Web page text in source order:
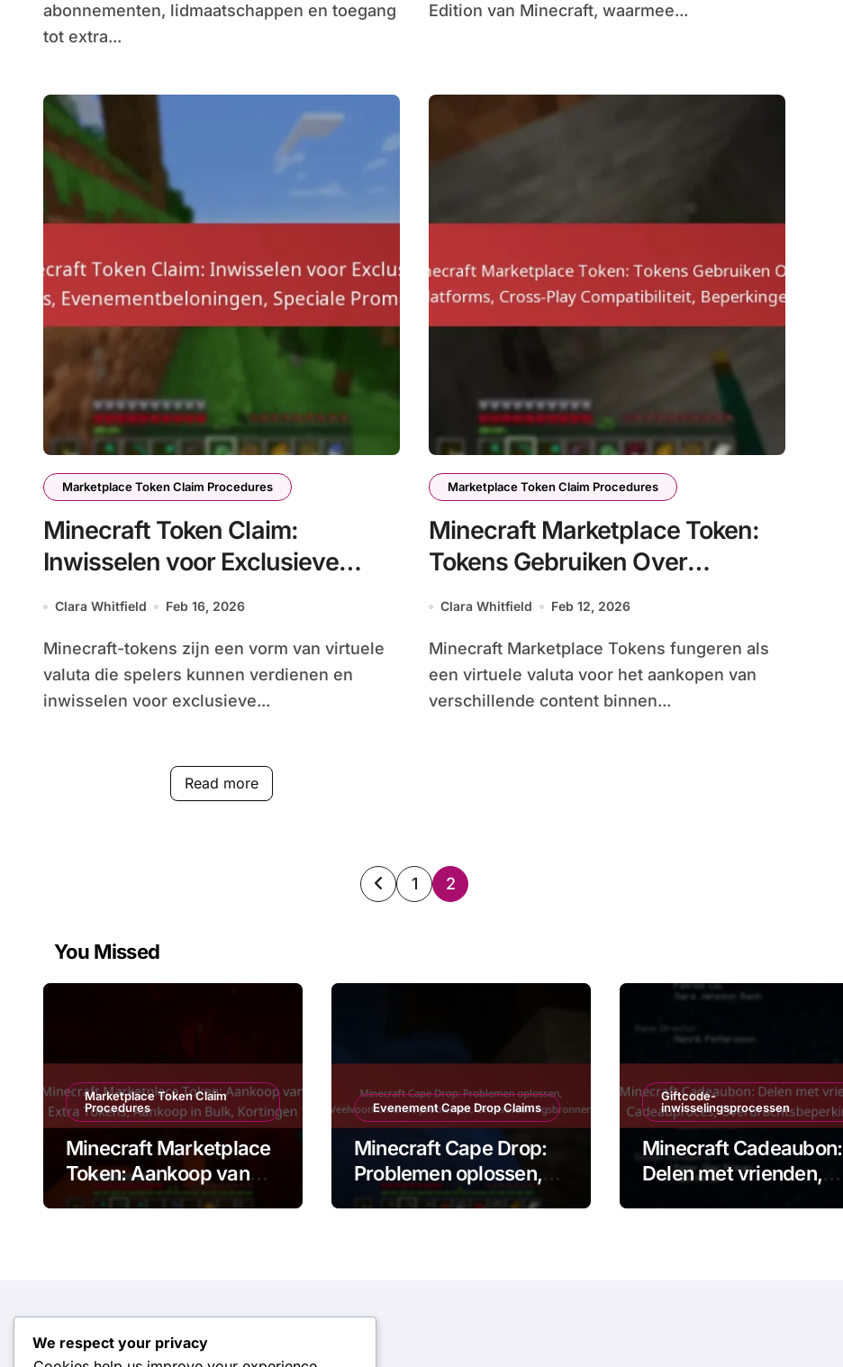
abonnementen, lidmaatschappen en toegang
tot extra...
Edition van Minecraft, waarmee...
Marketplace Token Claim Procedures
Minecraft Token Claim:
Inwisselen voor Exclusieve
Items, Evenementbeloningen,
Clara Whitfield Feb 16, 2026
Minecraft-tokens zijn een vorm van virtuele
valuta die spelers kunnen verdienen en
inwisselen voor exclusieve...
Marketplace Token Claim Procedures
Minecraft Marketplace Token:
Tokens Gebruiken Over
Platforms, Cross-Play
Clara Whitfield Feb 12, 2026
Minecraft Marketplace Tokens fungeren als
een virtuele valuta voor het aankopen van
verschillende content binnen...
Read more
Posts
1 2
You Missed
Marketplace Token Claim
Procedures
Minecraft Marketplace
Token: Aankoop van
Extra Tokens, Aankoop
Evenement Cape Drop Claims
Minecraft Cape Drop:
Problemen oplossen,
Veelvoorkomende
Giftcode-
inwisselingsprocessen
Minecraft Cadeaubon:
Delen met vrienden,
Zoeken
We respect your privacy